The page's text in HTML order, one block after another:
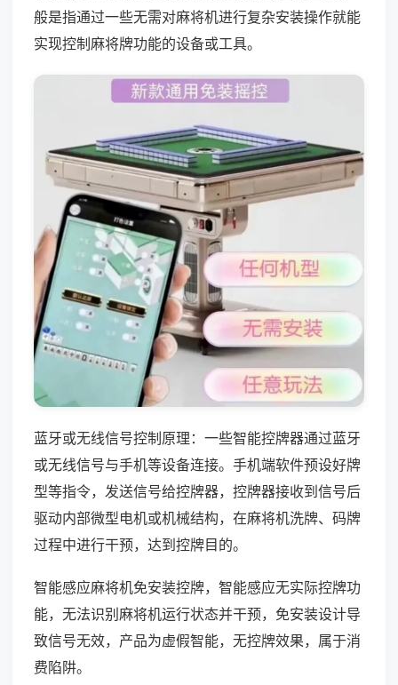
般是指通过一些无需对麻将机进行复杂安装操作就能
实现控制麻将牌功能的设备或工具。
蓝牙或无线信号控制原理：一些智能控牌器通过蓝牙
或无线信号与手机等设备连接。手机端软件预设好牌
型等指令，发送信号给控牌器，控牌器接收到信号后
驱动内部微型电机或机械结构，在麻将机洗牌、码牌
过程中进行干预，达到控牌目的。
智能感应麻将机免安装控牌，智能感应无实际控牌功
能，无法识别麻将机运行状态并干预，免安装设计导
致信号无效，产品为虚假智能，无控牌效果，属于消
费陷阱。